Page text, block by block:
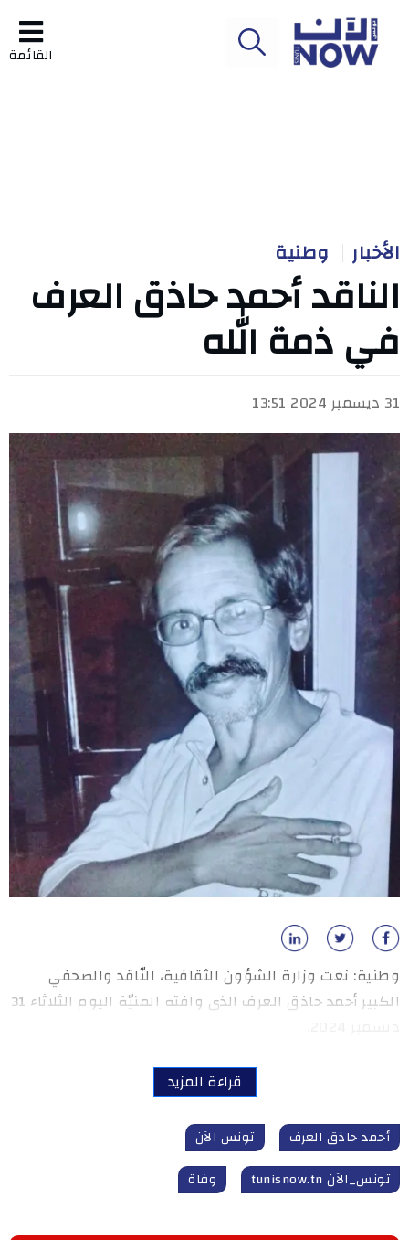
القائمة
الأخبار وطنية
الناقد أحمد حاذق العرف
في ذمة الله
31 ديسمبر 2024 13:51
وطنية: نعت وزارة الشؤون الثقافية، النّاقد والصحفي
الكبير أحمد حاذق العرف الذي وافته المنيّة اليوم الثلاثاء 31
قراءة المزيد
أحمد حاذق العرف
تونس الآن
تونس_الآن tunisnow.tn
وفاة